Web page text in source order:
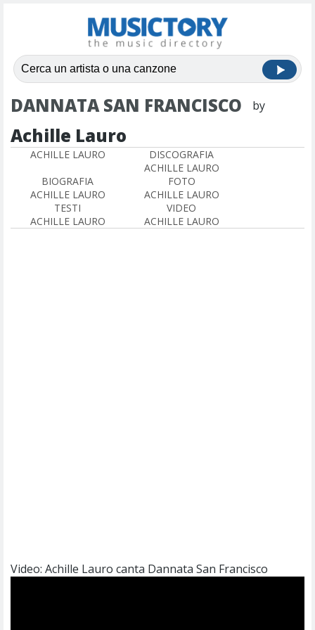
DANNATA SAN FRANCISCO by
Achille Lauro
ACHILLE LAURO
DISCOGRAFIA
ACHILLE LAURO
BIOGRAFIA
ACHILLE LAURO
FOTO
ACHILLE LAURO
TESTI
ACHILLE LAURO
VIDEO
ACHILLE LAURO
Video: Achille Lauro canta Dannata San Francisco